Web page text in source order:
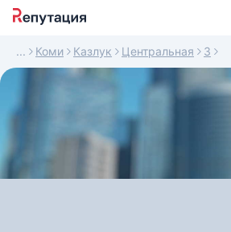
Коми Казлук Центральная 3